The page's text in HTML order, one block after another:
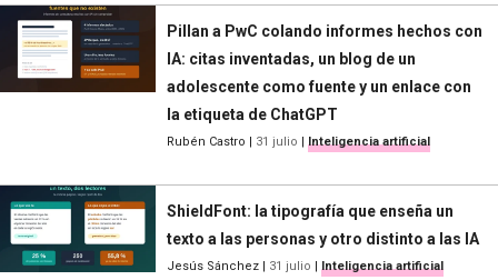
Pillan a PwC colando informes hechos con
IA: citas inventadas, un blog de un
adolescente como fuente y un enlace con
la etiqueta de ChatGPT
Rubén Castro | 31 julio | Inteligencia artificial
ShieldFont: la tipografía que enseña un
texto a las personas y otro distinto a las IA
Jesús Sánchez | 31 julio | Inteligencia artificial